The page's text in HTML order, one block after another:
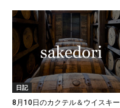
日記
8月10日のカクテル＆ウイスキー